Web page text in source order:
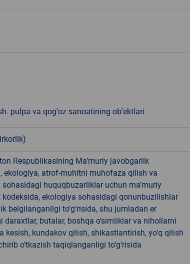
pulpa va qog'oz sanoatining ob'ektlari
Respublikasining Ma’muriy javobgarlik
ekologiya, atrof-muhitni muhofaza qilish va
huquqbuzarliklar uchun ma’muriy
ekologiya sohasidagi qonunbuzilishlar
belgilanganligi to‘g‘risida, shu jumladan er
butalar, boshqa o‘simliklar va nihollarni
kesish, kundakov qilish, shikastlantirish, yo‘q qilish
o‘tkazish taqiqlanganligi to‘g‘risida